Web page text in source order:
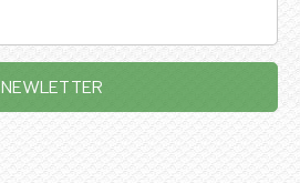
NEWLETTER